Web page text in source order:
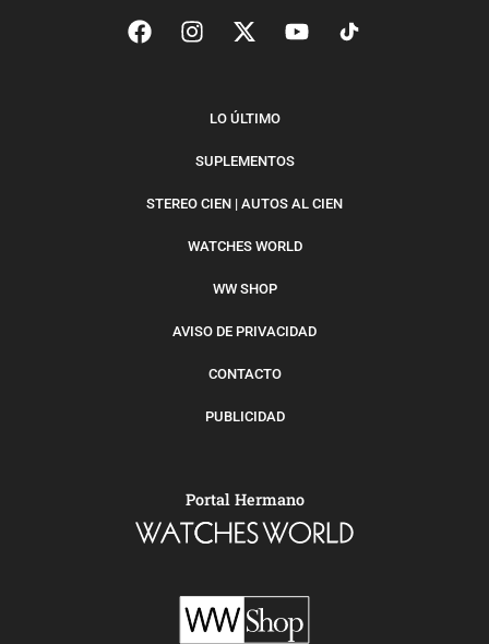
LO ÚLTIMO
SUPLEMENTOS
STEREO CIEN | AUTOS AL CIEN
WATCHES WORLD
WW SHOP
AVISO DE PRIVACIDAD
CONTACTO
PUBLICIDAD
Portal Hermano